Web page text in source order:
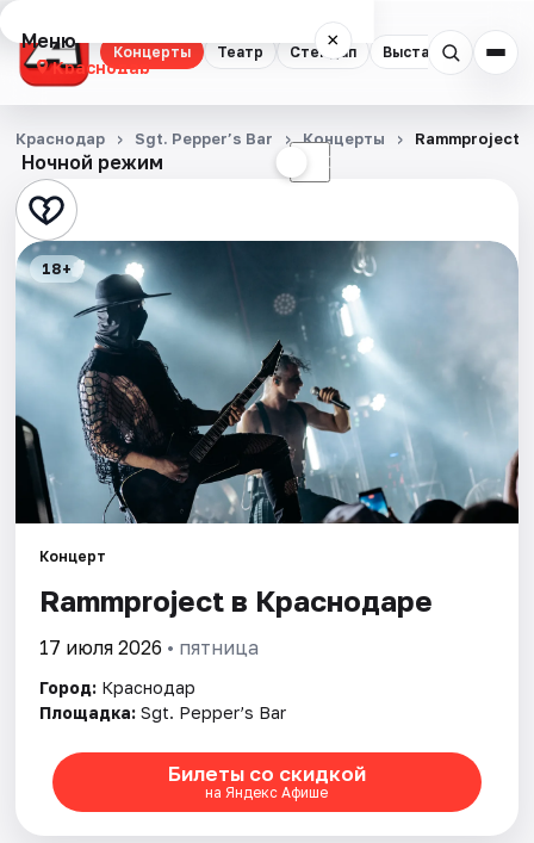
Концерты Театр Стендап Выставки
Меню ×
Краснодар
Концерты
Театр
Стендап
Выставки
Квесты
Экскурсии
Спорт
События
Города
Площадки
Артисты
Рейтинги
Ночной режим ☾
Краснодар Sgt. Pepper’s Bar Концерты Rammproject
18+
Концерт
Rammproject в Краснодаре
17 июля 2026 • пятница
Город: Краснодар
Площадка: Sgt. Pepper’s Bar
Билеты со скидкой
на Яндекс Афише